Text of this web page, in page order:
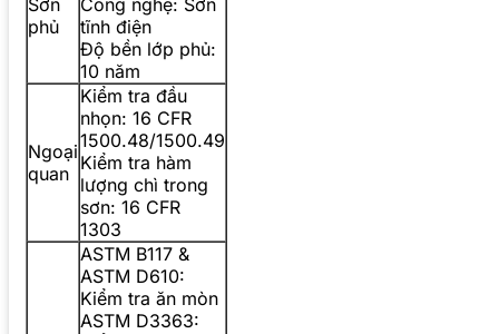
Sơn
phủ
Công nghệ: Sơn
tĩnh điện
Độ bền lớp phủ:
10 năm
Ngoại
quan
Kiểm tra đầu
nhọn: 16 CFR
1500.48/1500.49
Kiểm tra hàm
lượng chì trong
sơn: 16 CFR
1303
ASTM B117 &
ASTM D610:
Kiểm tra ăn mòn
ASTM D3363: